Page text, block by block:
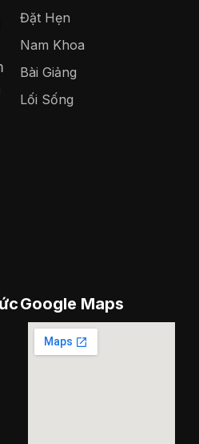
Đặt Hẹn
Nam Khoa
Bài Giảng
Lối Sống
Google Maps